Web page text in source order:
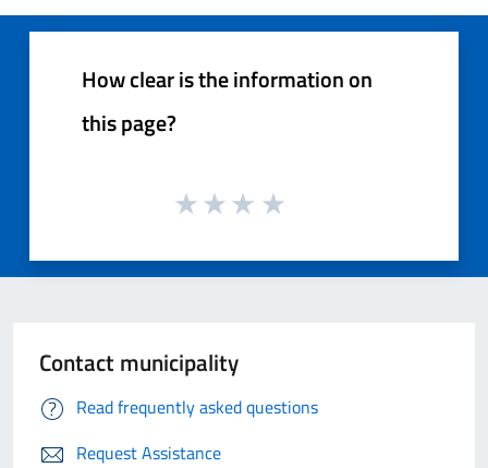
How clear is the information on
this page?
Contact municipality
Read frequently asked questions
Request Assistance